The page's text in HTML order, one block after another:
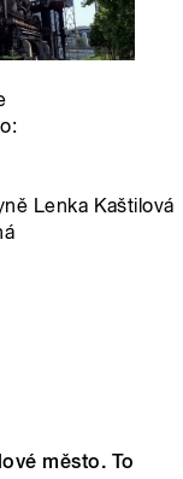
Lenka Kaštilová
město. To